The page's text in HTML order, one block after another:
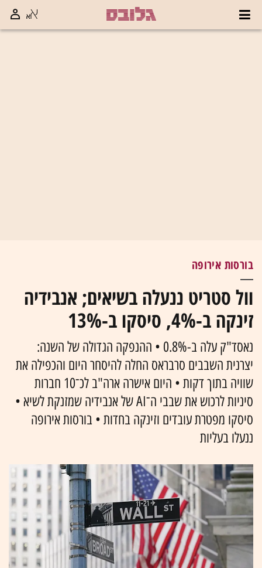
בורסות אירופה
וול סטריט ננעלה בשיאים; אנבידיה
זינקה ב-4%, סיסקו ב-13%
נאסד"ק עלה ב-0.8% • ההנפקה הגדולה של השנה:
יצרנית השבבים סרבראס החלה להיסחר היום והכפילה את
שוויה בתוך דקות • היום אישרה ארה"ב לכ־10 חברות
סיניות לרכוש את שבבי ה־AI של אנבידיה שמזנקת לשיא •
סיסקו מפטרת עובדים וזינקה בחדות • בורסות אירופה
ננעלו בעליות